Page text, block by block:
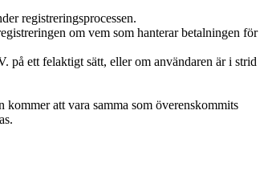
registreringsprocessen.
om vem som hanterar betalningen för
på ett felaktigt sätt, eller om användaren är i strid
att vara samma som överenskommits